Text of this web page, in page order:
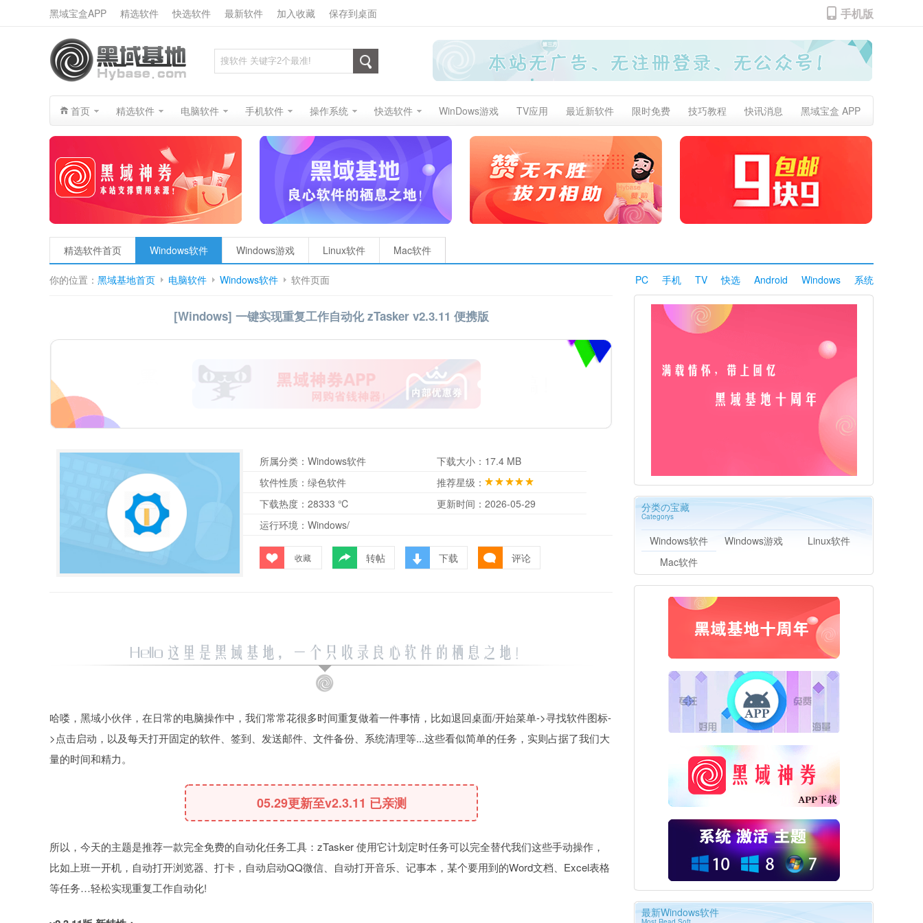
黑域宝盒APP 精选软件 快选软件 最新软件 加入收藏 保存到桌面 手机版
首页 精选软件 电脑软件 手机软件 操作系统 快选软件 WinDows游戏 TV应用 最近新软件 限时免费 技巧教程 快讯消息 黑域宝盒 APP
精选软件首页 Windows软件 Windows游戏 Linux软件 Mac软件
你的位置： 黑域基地首页 电脑软件 Windows软件 软件页面 PC 手机 TV 快选 Android Windows 系统
[Windows] 一键实现重复工作自动化 zTasker v2.3.11 便携版
所属分类： Windows软件 下载大小： 17.4 MB
软件性质： 绿色软件
推荐星级：
下载热度： 28333 ℃ 更新时间： 2026-05-29
运行环境： Windows/
收藏 转帖 下载 评论
哈喽，黑域小伙伴，在日常的电脑操作中，我们常常花很多时间重复做着一件事情，比如退回桌面/开始菜单->寻找软件图标-
>点击启动，以及每天打开固定的软件、签到、发送邮件、文件备份、系统清理等...这些看似简单的任务，实则占据了我们大
量的时间和精力。
05.29更新至v2.3.11 已亲测
所以，今天的主题是推荐一款完全免费的自动化任务工具：zTasker 使用它计划定时任务可以完全替代我们这些手动操作，
比如上班一开机，自动打开浏览器、打卡，自动启动QQ微信、自动打开音乐、记事本，某个要用到的Word文档、Excel表格
等任务…轻松实现重复工作自动化!
分类の宝藏
Categorys
Windows软件 Windows游戏
Linux软件
Mac软件
最新Windows软件